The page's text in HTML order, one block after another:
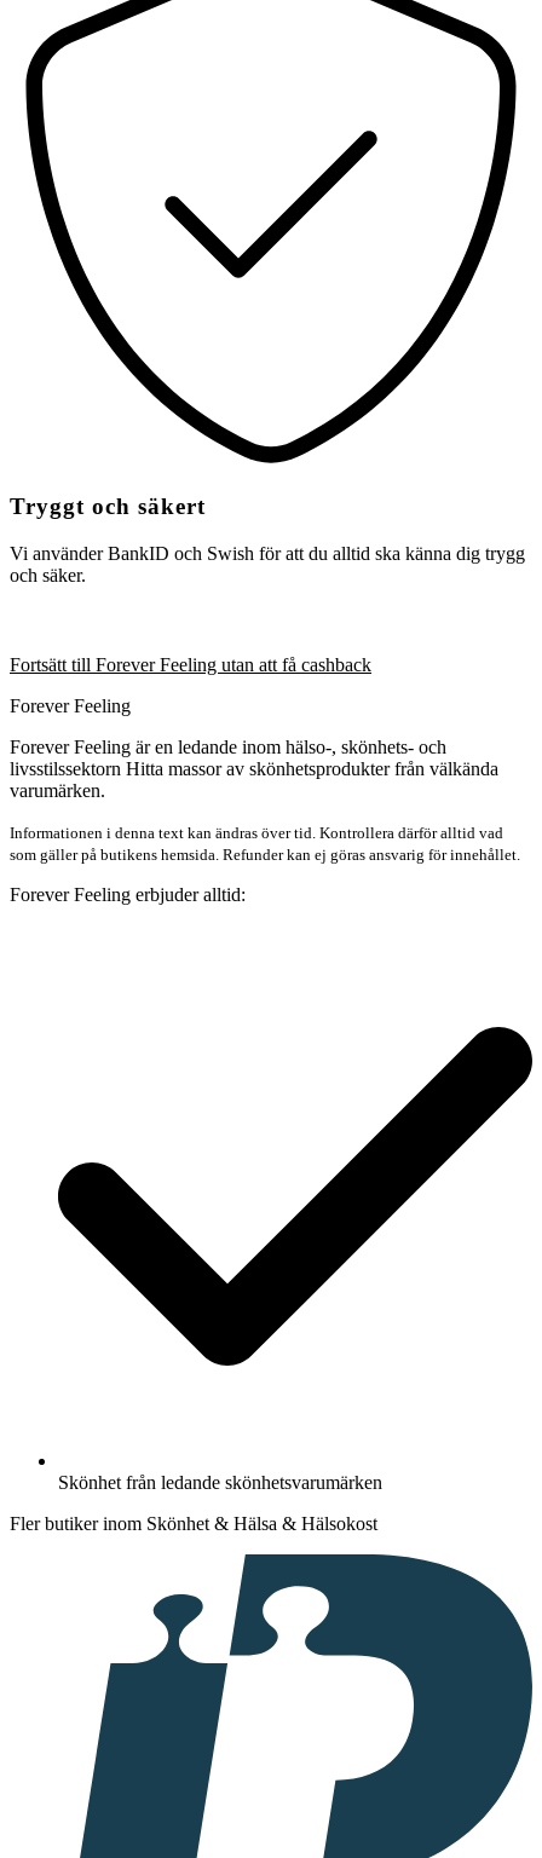
Tryggt och säkert
Vi använder BankID och Swish för att du alltid ska känna dig trygg
och säker.
Fortsätt till Forever Feeling utan att få cashback
Forever Feeling
Forever Feeling är en ledande inom hälso-, skönhets- och
livsstilssektorn Hitta massor av skönhetsprodukter från välkända
varumärken.
Informationen i denna text kan ändras över tid. Kontrollera därför alltid vad
som gäller på butikens hemsida. Refunder kan ej göras ansvarig för innehållet.
Forever Feeling erbjuder alltid:
Skönhet från ledande skönhetsvarumärken
Fler butiker inom Skönhet & Hälsa & Hälsokost